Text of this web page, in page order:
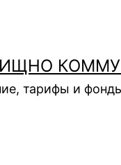
тарифы и